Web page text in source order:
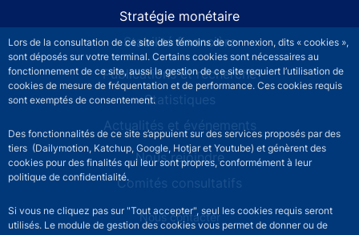
Lors de la consultation de ce site des témoins de connexion, dits « cookies »,
sont déposés sur votre terminal. Certains cookies sont nécessaires au
fonctionnement de ce site, aussi la gestion de ce site requiert l’utilisation de
cookies de mesure de fréquentation et de performance. Ces cookies requis
sont exemptés de consentement.
Des fonctionnalités de ce site s’appuient sur des services proposés par des
tiers (Dailymotion, Katchup, Google, Hotjar et Youtube) et génèrent des
cookies pour des finalités qui leur sont propres, conformément à leur
politique de confidentialité.
Si vous ne cliquez pas sur "Tout accepter", seul les cookies requis seront
utilisés. Le module de gestion des cookies vous permet de donner ou de
Stratégie monétaire
Stabilité financière
Publications et recherche
Statistiques
Actualités et événements
Nous rejoindre
Comités consultatifs
Footer secondary menuNous contacter